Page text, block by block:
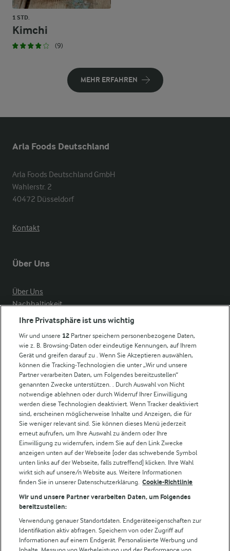
1 STD.
Kimchi
(9)
MEHR ERFAHREN
Arla Foods Deutschland
Arla Foods Deutschland GmbH
Wahlerstr. 2
40472 Düsseldorf
Kontakt
Über Uns
Über Uns
Nachhaltigkeit
Compliance
Arla in anderen Ländern
Weitere Arla Websites
Castello
Lurpak
Arla Pro
Für unsere Landwirt:innen
Folge uns!
Ihre Privatsphäre ist uns wichtig
Wir und unsere 12 Partner speichern personenbezogene Daten,
wie z. B. Browsing-Daten oder eindeutige Kennungen, auf Ihrem
Gerät und greifen darauf zu . Wenn Sie Akzeptieren auswählen,
können die Tracking-Technologien die unter „Wir und unsere
Partner verarbeiten Daten, um Folgendes bereitzustellen“
genannten Zwecke unterstützen. . Durch Auswahl von Nicht
notwendige ablehnen oder durch Widerruf Ihrer Einwilligung
werden diese Technologien deaktiviert. Wenn Tracker deaktiviert
sind, erscheinen möglicherweise Inhalte und Anzeigen, die für
Sie weniger relevant sind. Sie können dieses Menü jederzeit
erneut aufrufen, um Ihre Auswahl zu ändern oder Ihre
Einwilligung zu widerrufen, indem Sie auf den Link Zwecke
anzeigen unten auf der Webseite [oder das schwebende Symbol
unten links auf der Webseite, falls zutreffend] klicken. Ihre Wahl
wirkt sich auf unsere/n Website aus. Weitere Informationen
finden Sie in unserer Datenschutzerklärung. Cookie-Richtlinie
Wir und unsere Partner verarbeiten Daten, um Folgendes
bereitzustellen:
Verwendung genauer Standortdaten. Endgeräteeigenschaften zur
Identifikation aktiv abfragen. Speichern von oder Zugriff auf
Informationen auf einem Endgerät. Personalisierte Werbung und